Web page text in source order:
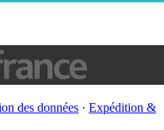
des données · Expédition &